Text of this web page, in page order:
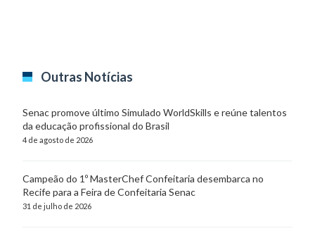
Outras Notícias
Senac promove último Simulado WorldSkills e reúne talentos
da educação profissional do Brasil
4 de agosto de 2026
Campeão do 1º MasterChef Confeitaria desembarca no
Recife para a Feira de Confeitaria Senac
31 de julho de 2026